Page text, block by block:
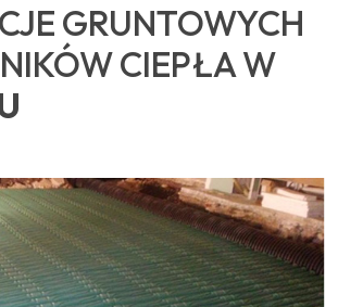
GRUNTOWYCH
CIEPŁA W